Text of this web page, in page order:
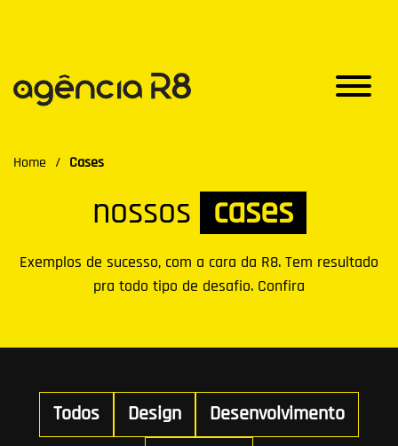
Home / Cases
nossos cases
Exemplos de sucesso, com a cara da R8. Tem resultado
pra todo tipo de desafio. Confira
Todos Design
Desenvolvimento